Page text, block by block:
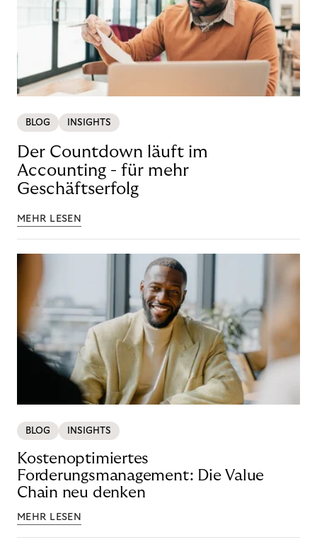
BLOG INSIGHTS
Der Countdown läuft im
Accounting - für mehr
Geschäftserfolg
MEHR LESEN
BLOG INSIGHTS
Kostenoptimiertes
Forderungsmanagement: Die Value
Chain neu denken
MEHR LESEN